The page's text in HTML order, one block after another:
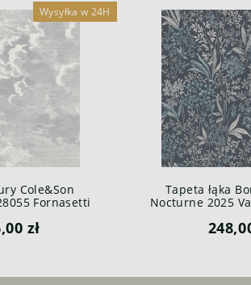
Cole&Son
Fornasetti
zł
Wysyłka w 24H
Tapeta łąka
Nocturne 2025